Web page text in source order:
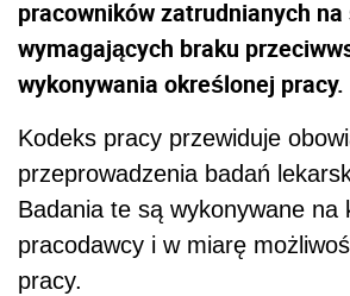
pracowników zatrudnianych
wymagających braku
wykonywania określonej pracy.
Kodeks pracy przewiduje
przeprowadzenia badań
Badania te są wykonywane na
pracodawcy i w miarę
pracy.